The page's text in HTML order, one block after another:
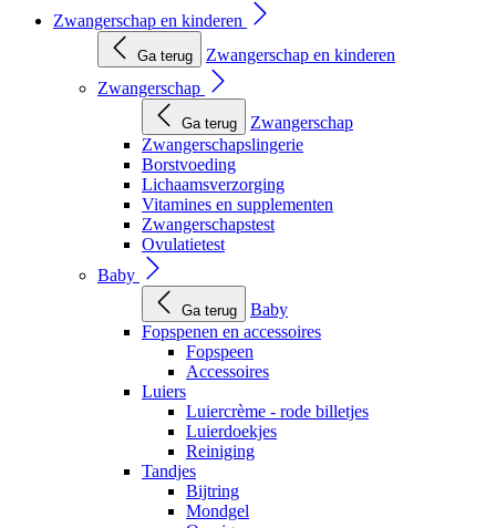
Zwangerschap en kinderen
Ga terug
Zwangerschap en kinderen
Zwangerschap
Ga terug
Zwangerschap
Zwangerschapslingerie
Borstvoeding
Lichaamsverzorging
Vitamines en supplementen
Zwangerschapstest
Ovulatietest
Baby
Ga terug
Baby
Fopspenen en accessoires
Fopspeen
Accessoires
Luiers
Luiercrème - rode billetjes
Luierdoekjes
Reiniging
Tandjes
Bijtring
Mondgel